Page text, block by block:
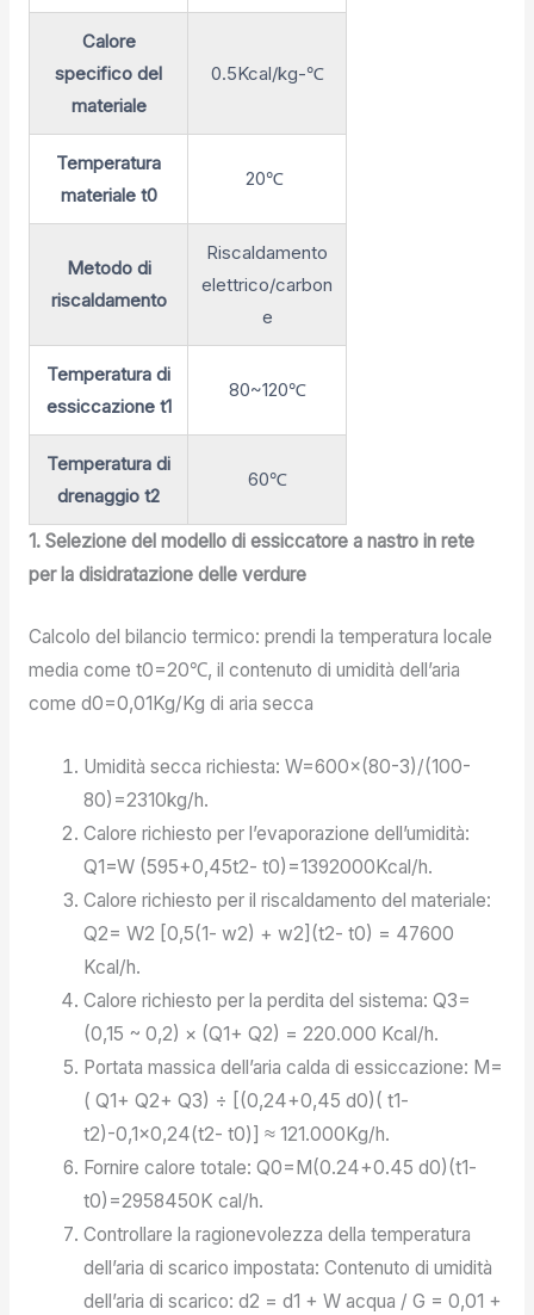
Calore
specifico del
materiale
0.5Kcal/kg-℃
Temperatura
materiale t0
20℃
Metodo di
riscaldamento
Riscaldamento
elettrico/carbon
e
Temperatura di
essiccazione t1
80~120℃
Temperatura di
drenaggio t2
60℃
1. Selezione del modello di essiccatore a nastro in rete
per la disidratazione delle verdure
Calcolo del bilancio termico: prendi la temperatura locale
media come t0=20℃, il contenuto di umidità dell’aria
come d0=0,01Kg/Kg di aria secca
Umidità secca richiesta: W=600×(80-3)/(100-
80)=2310kg/h.
Calore richiesto per l’evaporazione dell’umidità:
Q1=W (595+0,45t2- t0)=1392000Kcal/h.
Calore richiesto per il riscaldamento del materiale:
Q2= W2 [0,5(1- w2) + w2](t2- t0) = 47600
Kcal/h.
Calore richiesto per la perdita del sistema: Q3=
(0,15 ~ 0,2) × (Q1+ Q2) = 220.000 Kcal/h.
Portata massica dell’aria calda di essiccazione: M=
( Q1+ Q2+ Q3) ÷ [(0,24+0,45 d0)( t1-
t2)-0,1×0,24(t2- t0)] ≈ 121.000Kg/h.
Fornire calore totale: Q0=M(0.24+0.45 d0)(t1-
t0)=2958450K cal/h.
Controllare la ragionevolezza della temperatura
dell’aria di scarico impostata: Contenuto di umidità
dell’aria di scarico: d2 = d1 + W acqua / G = 0,01 +